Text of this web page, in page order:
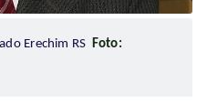
Erechim RS Foto: